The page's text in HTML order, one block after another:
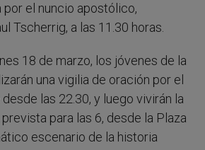
el nuncio apostólico,
Tscherrig, a las 11.30 horas.
18 de marzo, los jóvenes de la
una vigilia de oración por el
las 22.30, y luego vivirán la
para las 6, desde la Plaza
escenario de la historia